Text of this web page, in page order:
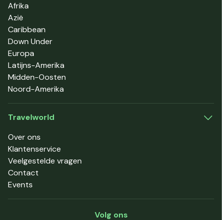
Afrika
Azië
Caribbean
Down Under
Europa
Latijns-Amerika
Midden-Oosten
Noord-Amerika
Travelworld
Over ons
Klantenservice
Veelgestelde vragen
Contact
Events
Volg ons